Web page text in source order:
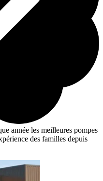
année les meilleures pompes
des familles depuis